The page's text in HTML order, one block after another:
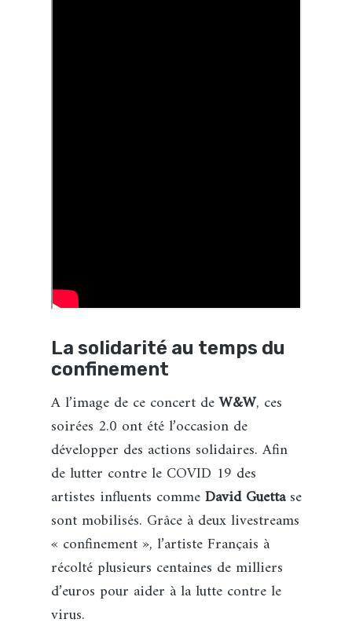
La solidarité au temps du
confinement
A l’image de ce concert deW&W, ces
soirées 2.0 ont été l’occasion de
développer des actions solidaires. Afin
de lutter contre le COVID 19 des
artistes influents commeDavid Guettase
sont mobilisés. Grâce à deux livestreams
« confinement », l’artiste Français à
récolté plusieurs centaines de milliers
d’euros pour aider à la lutte contre le
virus.